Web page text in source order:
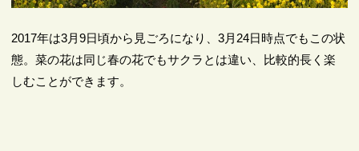
2017年は3月9日頃から見ごろになり、3月24日時点でもこの状
態。菜の花は同じ春の花でもサクラとは違い、比較的長く楽
しむことができます。